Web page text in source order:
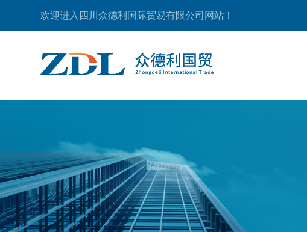
欢迎进入四川众德利国际贸易有限公司网站！